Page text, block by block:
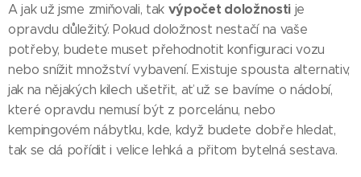
A jak už jsme zmiňovali, tak výpočet doložnostije
opravdu důležitý. Pokud doložnost nestačí na vaše
potřeby, budete muset přehodnotit konfiguraci vozu
nebo snížit množství vybavení. Existuje spousta alternativ,
jak na nějakých kilech ušetřit, ať už se bavíme o nádobí,
které opravdu nemusí být z porcelánu, nebo
kempingovém nábytku, kde, když budete dobře hledat,
tak se dá pořídit i velice lehká a přitom bytelná sestava.